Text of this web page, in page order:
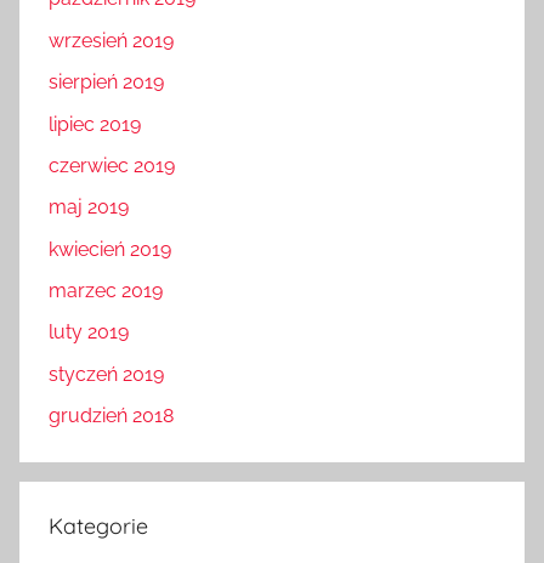
wrzesień 2019
sierpień 2019
lipiec 2019
czerwiec 2019
maj 2019
kwiecień 2019
marzec 2019
luty 2019
styczeń 2019
grudzień 2018
Kategorie